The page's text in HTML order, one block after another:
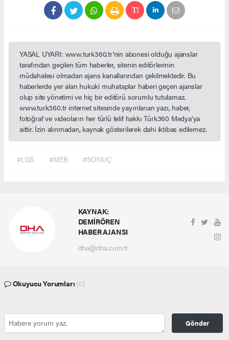
YASAL UYARI: www.turk360.tr'nin abonesi olduğu ajanslar
tarafından geçilen tüm haberler, sitenin editörlerinin
müdahalesi olmadan ajans kanallarından çekilmektedir. Bu
haberlerde yer alan hukuki muhataplar haberi geçen ajanslar
olup site yönetimi ve hiç bir editörü sorumlu tutulamaz.
www.turk360.tr internet sitesinde yayınlanan yazı, haber,
fotoğraf ve videoların her türlü telif hakkı Türk360 Medya'ya
aittir. İzin alınmadan, kaynak gösterilerek dahi iktibas edilemez.
#LGS #MEB #SONUÇ
KAYNAK:
DEMİRÖREN
HABER AJANSI
dha@dha.com.tr
Okuyucu Yorumları (0)
Gönder